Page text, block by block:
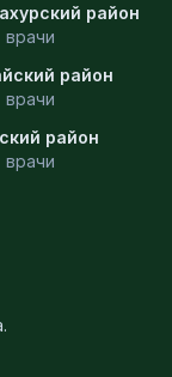
район
врачи
район
врачи
район
врачи